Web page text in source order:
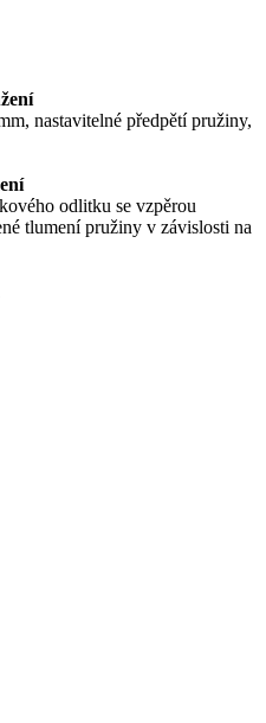
nastavitelné předpětí pružiny,
odlitku se vzpěrou
tlumení pružiny v závislosti na